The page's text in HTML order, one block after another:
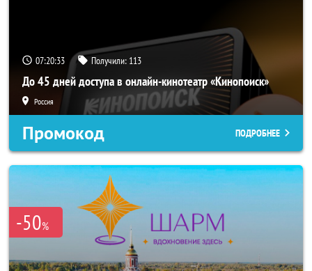
07:20:31 Получили: 113
До 45 дней доступа в онлайн-кинотеатр «Кинопоиск»
Россия
Промокод ПОДРОБНЕЕ
-50%